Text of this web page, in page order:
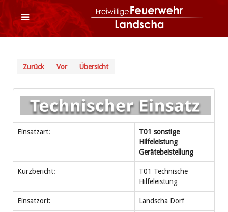
Zurück Vor Übersicht
Einsatzart:
T01 sonstige
Hilfeleistung
Gerätebeistellung
Kurzbericht:
T01 Technische
Hilfeleistung
Einsatzort: Landscha Dorf